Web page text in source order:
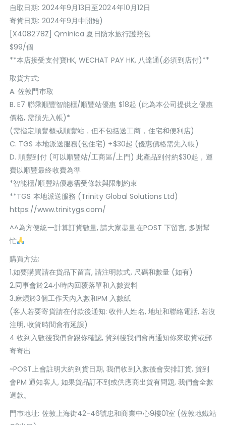
自取日期: 2024年9月13日至2024年10月12日
寄貨日期: 2024年9月中開始)
[X408278Z] Qminica 夏日防水旅行護照包
$99/個
**本店接受支付寶HK, WECHAT PAY HK, 八達通(必須到店付)**
取貨方式:
A. 佐敦門巿取
B. E7 聯乘順豐智能櫃/順豐站優惠 $18起 (此為本公司提供之優惠
價格, 需預先入帳)*
(需指定順豐櫃或順豐站，但不包括送工商，住宅和便利店)
C. TGS 本地派送服務(包住宅) +$30起 (優惠價格需先入帳)
D. 順豐到付 (可以順豐站/工商區/上門) 此產品到付約$30起，運
費以順豐最終收費為準
*智能櫃/順豐站優惠需受條款與限制約束
**TGS 本地派送服務 (Trinity Global Solutions Ltd)
https://www.trinitygs.com/
^^為方便統一計算訂貨數量, 請大家盡量在POST 下留言, 多謝幫
忙
購買方法:
1.如要購買請在貨品下留言, 請注明款式, 尺碼和數量 (如有)
2.同事會於24小時內回覆落單和入數資料
3.麻煩於3個工作天內入數和PM 入數紙
(客人若要寄貨請在付款後通知: 收件人姓名, 地址和聯絡電話, 若沒
注明, 收貨時間會有延誤)
4 收到入數後我們會跟你確認, 貨到後我們會再通知你來取貨或郵
寄寄出
~POST上會註明大約到貨日期, 我們收到入數後會安排訂貨, 貨到
會PM 通知客人, 如果貨品訂不到或供應商出貨有問題, 我們會全數
退款。
門巿地址: 佐敦上海街42-46號忠和商業中心9樓01室 (佐敦地鐵站